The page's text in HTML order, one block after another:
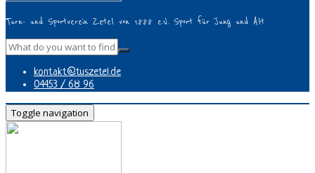
Turn- und Sportverein Zetel von 1888 e.V. Sport für Jung und Alt
kontakt@tuszetel.de
04453 / 68 96
Toggle navigation